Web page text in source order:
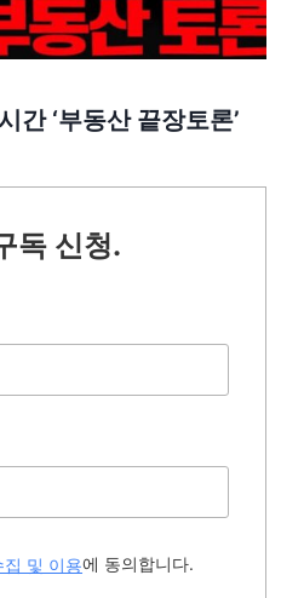
간 ‘부동산 끝장토론’
독 신청.
집 및 이용에 동의합니다.